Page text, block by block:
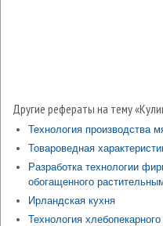
Другие рефераты на тему
Технология производства
Товароведная
Разработка технологии
обогащенного
Ирландская кухня
Технология